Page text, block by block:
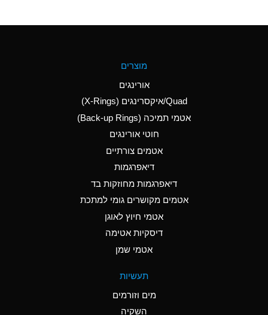
Aluminum Nitrate
(Aqueous)
Aluminum Phosphate
Ammonia Anhydrous
D
Ammonia Gas (cold)
D
Ammonia Gas (hot)
מוצרים
אורינגים
Quad/איקסרינגים (X-Rings)
אטמי תמיכה (Back-up Rings)
חוטי אורינגים
אטמים צורתיים
דיאפרגמות
דיאפרגמות מחוזקות בד
אטמים מקושרים גומי למתכת
אטמי חיוץ לאוגן
דיסקיות אטימה
אטמי שמן
תעשיות
מים וזורמים
השקיה